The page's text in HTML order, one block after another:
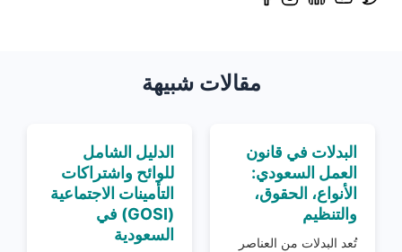
مقالات شبيهة
البدلات في قانون
العمل السعودي:
الأنواع، الحقوق،
والتنظيم
تُعد البدلات من العناصر
الدليل الشامل
للوائح واشتراكات
التأمينات الاجتماعية
(GOSI) في
السعودية